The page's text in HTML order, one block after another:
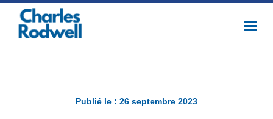
Publié le : 26 septembre 2023